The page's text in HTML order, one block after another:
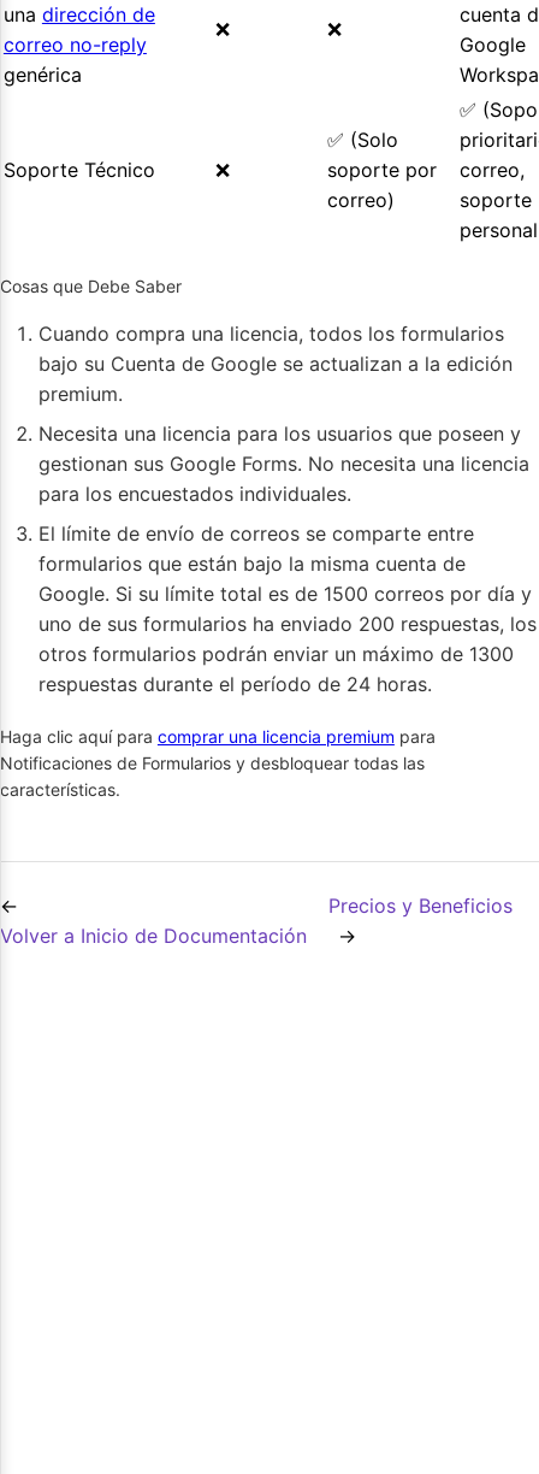
una dirección de
correo no-reply
genérica
❌ ❌
cuenta
Google
Soporte Técnico ❌
✅ (Solo
soporte por
correo)
✅
correo,
soporte
Cosas que Debe Saber
Cuando compra una licencia, todos los formularios
bajo su Cuenta de Google se actualizan a la edición
premium.
Necesita una licencia para los usuarios que poseen y
gestionan sus Google Forms. No necesita una licencia
para los encuestados individuales.
El límite de envío de correos se comparte entre
formularios que están bajo la misma cuenta de
Google. Si su límite total es de 1500 correos por día y
uno de sus formularios ha enviado 200 respuestas, los
otros formularios podrán enviar un máximo de 1300
respuestas durante el período de 24 horas.
Haga clic aquí para comprar una licencia premium para
Notificaciones de Formularios y desbloquear todas las
características.
Volver a Inicio de Documentación
Precios y Beneficios